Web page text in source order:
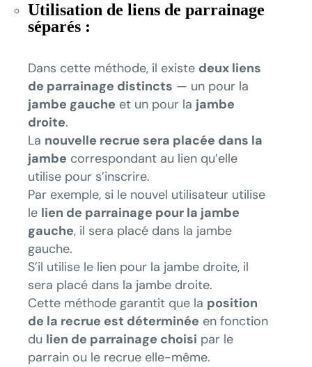
Utilisation de liens de parrainage
séparés :
Dans cette méthode, il existe deux liens
de parrainage distincts — un pour la
jambe gauche et un pour la jambe
droite.
La nouvelle recrue sera placée dans la
jambe correspondant au lien qu’elle
utilise pour s’inscrire.
Par exemple, si le nouvel utilisateur utilise
le lien de parrainage pour la jambe
gauche, il sera placé dans la jambe
gauche.
S’il utilise le lien pour la jambe droite, il
sera placé dans la jambe droite.
Cette méthode garantit que la position
de la recrue est déterminée en fonction
du lien de parrainage choisi par le
parrain ou le recrue elle-même.